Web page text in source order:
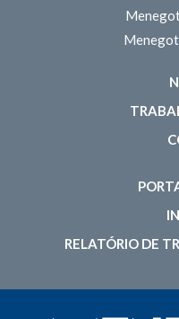
RELATÓRIO DE